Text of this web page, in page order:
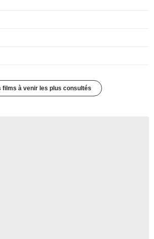
films à venir les plus consultés